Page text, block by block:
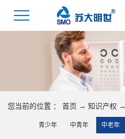
您当前的位置 ： 首页 → 知识产权 →
青少年 中青年 中老年